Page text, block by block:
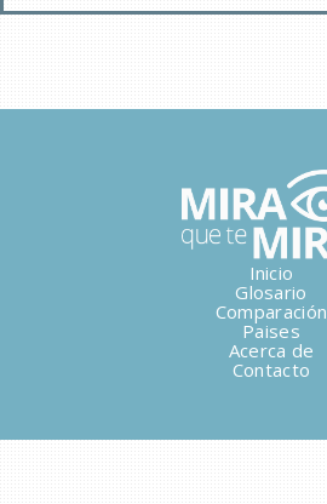
Inicio
Glosario
Comparación
Paises
Acerca de
Contacto